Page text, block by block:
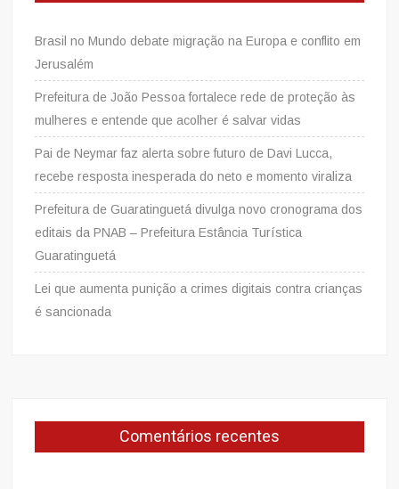
Brasil no Mundo debate migração na Europa e conflito em
Jerusalém
Prefeitura de João Pessoa fortalece rede de proteção às
mulheres e entende que acolher é salvar vidas
Pai de Neymar faz alerta sobre futuro de Davi Lucca,
recebe resposta inesperada do neto e momento viraliza
Prefeitura de Guaratinguetá divulga novo cronograma dos
editais da PNAB – Prefeitura Estância Turística
Guaratinguetá
Lei que aumenta punição a crimes digitais contra crianças
é sancionada
Comentários recentes